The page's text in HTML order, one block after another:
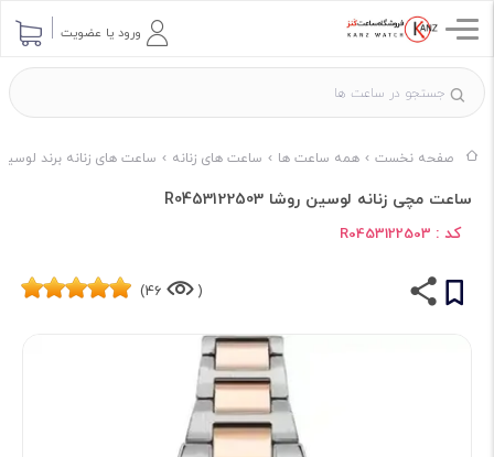
ورود یا عضویت
صفحه نخست همه ساعت ها ساعت های زنانه ساعت های زنانه برند
ساعت مچی زنانه لوسین روشا R0453122503
کد : R0453122503
(
46)